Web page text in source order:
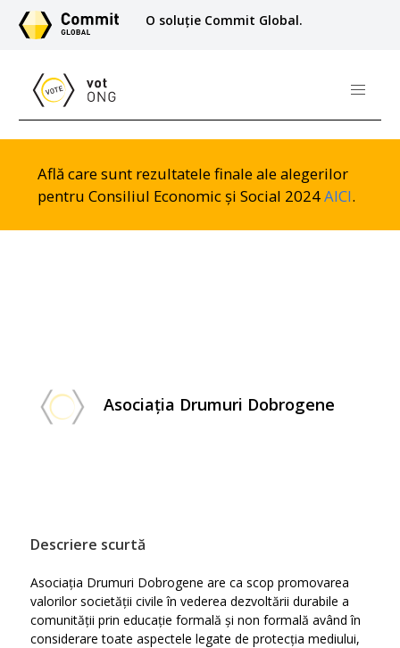
O soluție Commit Global.
Află care sunt rezultatele finale ale alegerilor
pentru Consiliul Economic și Social 2024AICI.
Asociația Drumuri Dobrogene
Descriere scurtă
Asociația Drumuri Dobrogene are ca scop promovarea
valorilor societății civile în vederea dezvoltării durabile a
comunității prin educație formală și non formală având în
considerare toate aspectele legate de protecția mediului,